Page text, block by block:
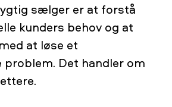
sælger er at forstå
kunders behov og at
at løse et
problem. Det handler om